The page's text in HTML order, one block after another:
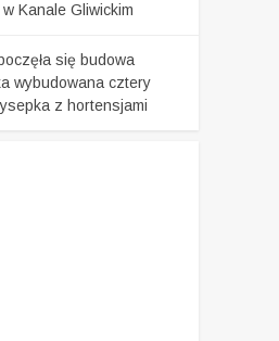
Kanale Gliwickim
się budowa
wybudowana cztery
z hortensjami